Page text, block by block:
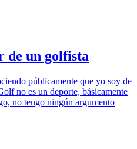
de un golfista
públicamente que yo soy de
no es un deporte, básicamente
no tengo ningún argumento